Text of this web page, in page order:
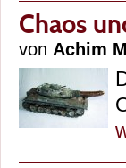
Chaos
von Achim